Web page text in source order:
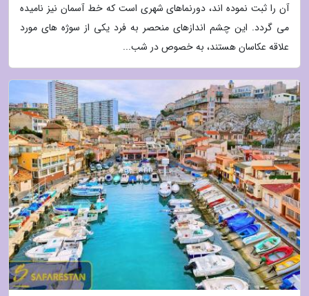
آن را ثبت نموده اند، دورنماهای شهری است که خط آسمان نیز نامیده
می گردد. این چشم اندازهای منحصر به فرد یکی از سوژه های مورد
علاقه عکاسان هستند، به خصوص در شب...